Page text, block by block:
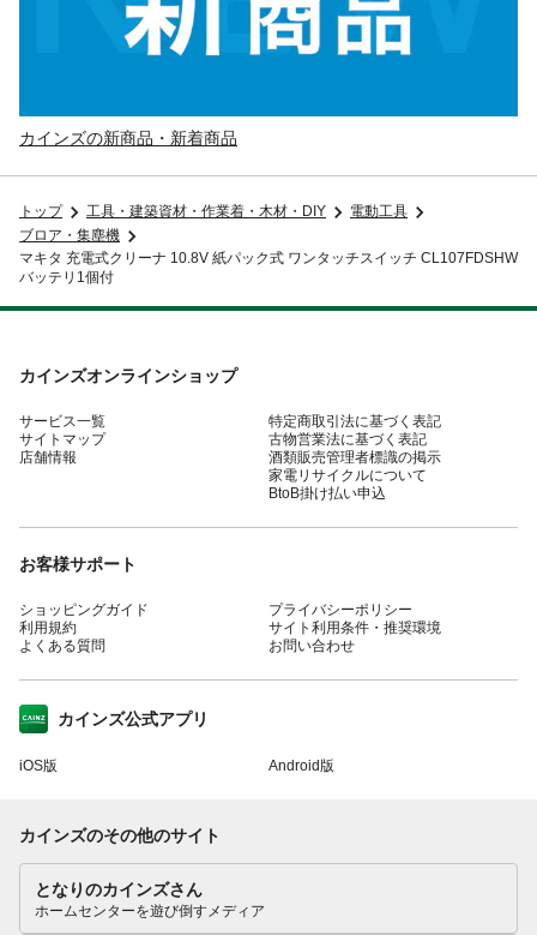
カインズの新商品・新着商品
トップ 工具・建築資材・作業着・木材・DIY
電動工具
ブロア・集塵機
マキタ 充電式クリーナ 10.8V 紙パック式 ワンタッチスイッチ CL107FDSHW
バッテリ1個付
カインズオンラインショップ
サービス一覧
サイトマップ
店舗情報
特定商取引法に基づく表記
古物営業法に基づく表記
酒類販売管理者標識の掲示
家電リサイクルについて
BtoB掛け払い申込
お客様サポート
ショッピングガイド
利用規約
よくある質問
プライバシーポリシー
サイト利用条件・推奨環境
お問い合わせ
カインズ公式アプリ
iOS版 Android版
カインズのその他のサイト
となりのカインズさん
ホームセンターを遊び倒すメディア